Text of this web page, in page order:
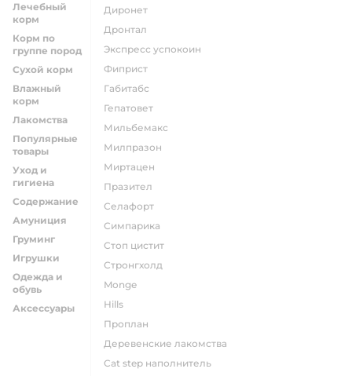
Лечебный
корм
Корм по
группе пород
Сухой корм
Влажный
корм
Лакомства
Популярные
товары
Уход и
гигиена
Содержание
Амуниция
Груминг
Игрушки
Одежда и
обувь
Аксессуары
диронет
дронтал
экспресс успокоин
фиприст
габитабс
гепатовет
мильбемакс
милпразон
миртацен
празител
селафорт
симпарика
стоп цистит
стронгхолд
monge
hills
проплан
деревенские лакомства
cat step наполнитель